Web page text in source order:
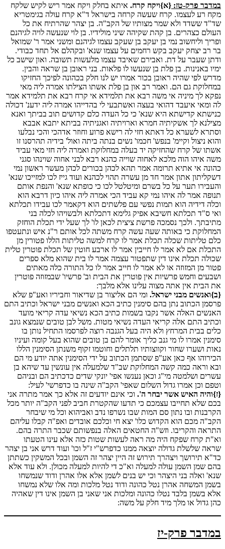
במדבר פרק-טז: {א}ויקח קרח. איתא בחלק ויקח אמר ריש לקיש שלקח
מקח רע לעצמו. קרח שעשה קרחה בישראל ד"א קרח עולה בגימטריא
שד"ד ששדד ולא שמר מצותיו של הקב"ה. בן יצהר שהרתיח את כל
העולם כצהרים. בן קהת שקיהה שיני מולידיו. בן לוי שנעשה לויה לגיהנם
ופריך וליחשוב נמי בן יעקב בן שעקב עצמו לגיהנם ומשני אמר ר' שמואל
בר רב יצחק יעקב בקש רחמים על עצמו שנא' ובקהלם אל תחד כבודי.
ודתן שעבר על דת. ואבירם שאיבד עצמו מלעשות תשובה. ואון שישב כל
ימיו באנינות. בן פלת בן שנעשו לו פלאות. בני ראובן בן שראה והבין.
מדרש לפי שהיה ראובן בכור אמרו יש לנו חלק בכהונה לפיכך החזיקו
במחלוקת גם הם. ואמר רב און בן פלת אשתו הצילתו אמרה ליה מאי
נפקא לך מיניה אי משה רבא את תלמידא אי קרח רבא את תלמידא אמר
לה ומאי איעבד דהואי בעצה ואשתבעי לי בהדייהו אמרה ליה ידענ' דכולה
כנישתא קדישתא היא שנא' כי כל העדה כלם קדושים תוב בביתך ואנא
מצילנא לך אשקיתיה חמרא וארויתיה ואגניתיה בביתא יתבא אבבא
וסתרא לשערא כל דאתא חזי לה רישא פרוע וחוזר אדהכי והכי נבלעו
והוא ניצול וקיימ' בנפש' חכמו' נשים בנתה ביתה ואול' בידיה תהרסנו זו
אשתו של קרח שהחזיקה יד בעלה במחלוקת ואמרה ליה חזי מאי עביד
משה איהו הוה מלכא לאחוה שוייה כהנא רבא לבני אחוה שוינהו סגני
כהונה אי אתיא תרומה אמר תהא לכהן בכורים לכהן מעשר ראשון נמי
דשקליתון אתון אמר חד מן עשרה תהוי לכהנא ועוד גייז לכו למזייכו שנא'
והעבירו תער על כל בשרם ומיטלטל לכו כי כופתא שנא' והנפת אותם
תנופה אמר לה איהו נמי קא עביד הכי אמרה ליה איהו כיון דרבא הוא
וכלה דידיה הוא תמות נפשי עם פלשתים הוא דקאמר לכו עבידו תכלתא
ואי ס"ד תכלתא חשיבא אפיק גלימא דתכלתא ולבשויהו לכלה בני
מתיבתך. ולכך נסמכה פרשת ציצית לכאן לו' לך שעל ידי תכלת הוחזק
המחלוקת כי באותה שעה עשה קרח משתה לכל אותם ר"נ איש ונתעטפו
כלם טליתות שכלה תכלת אמר לו קרח למשה טליתות הללו פטורין מן
התכלת אם לא אמר לו חייבין אמר לו ארבע חוטין של תכלת פוטרין טלית
שכולה תכלת אינו דין שתפטור עצמה אמר לו בית שהוא מלא ספרים
פטור מן המזוזה או לא אמר לו חייב אמר לו כל התורה כלה מאתים
ושבעים וחמש פרשיות אין פוטרין את הבית וב' פרשיו' שבמזוזה פוטרין
את הבית אין אתה מצוה עלינו אלא מלבך:
{ב}ואנשים מבני ישראל. ומי הם אליצור בן שדיאור וחביריו ואע"פ שלא
פרסמן הכתוב נתן בהם סימנין כתיב הכא ואנשים מבני ישראל וכתיב התם
האנשים האלה אשר נקבו בשמות כתיב הכא נשיאי עדה קריאי מועד
וכתיב התם אלה קריאי העדה נשיאי מטות. משל לבן טובים שנמצא גונב
כלים בבית המרחץ ולא היה בעל הגנבה רוצה לפרסמו התחיל נותן בו
סימנין אמרו לו מי גנב כליך אומר להם בן טובים שהוא בעל קומה ועיניו
נאות ושערו שחור וקווצותיו תלתלים וחוטמו זקוף משנתן הסימנין הללו
הכירוהו אף כאן אע"פ שסתמן הכתוב על ידי הסימנין אתה יודע מי הם
ובא וראה כמה קשה המחלוקת שב"ד שלמעלה אין עונשין עד שיהא בן
עשרים ושלמטה מי"ג וכאן נענשו אפי' יונקי שדים כדכתיב הם ובניהם
וטפם וכן אמרו גדול השלום שאפי' הקב"ה שינה בו כדפרשי' לעיל:
{ז}והיה האיש אשר יבחר ה'. וכי אינם יודעים זה אלא כך אמר מתרה אני
בכם שלא תחייבו עצמכם כי תדעו שהקטרת חביב לפני הקב"ה יותר מכל
הקרבנות ובו נתון סם המות שבו נשרפו נדב ואביהוא וכל מי שיבחר
הקב"ה מכם הוא הקדוש כלו' יצא חי וכלכם אובדים ואפ"ה קבלו עליהם
התראה והקריבו. וזש"ה החטאים האלה בנפשותם שכבר התרה בהם.
וא"ת קרח שפקח היה מה ראה לעשות שטות כזה אלא עינו הטעתו
שראה שלשלת גדולה יוצאה ממנו כדפרש"י ז"ל וכו' ועוד דרש אני בן יצהר
כד"א תירושך ויצהרך תירוש זה היין יצהר זה השמן ובכל המשקין כשתתן
בהם שמן השמן עולה למעלה וא"כ די להיות למעלה מכולן. ולא עוד אלא
שנא' ואלה בני היצהר וכי יש בנים לשמן אלא אלו אהרן ודוד שנמשחו
בשמן המשחה אהרן נטל כהונה ודוד נטל מלכות ומה אלו שלא נמשחו
אלא בשמן בלבד נטלו כהונה ומלכות אני שאני בן השמן אינו דין שאהיה
כהן גדול או מלך מיד חלק על משה:
במדבר פרק-יז